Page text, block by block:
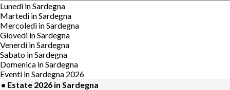
Lunedi in Sardegna
Martedi in Sardegna
Mercoledi in Sardegna
Giovedi in Sardegna
Venerdi in Sardegna
Sabato in Sardegna
Domenica in Sardegna
Eventi in Sardegna 2026
• Estate 2026 in Sardegna